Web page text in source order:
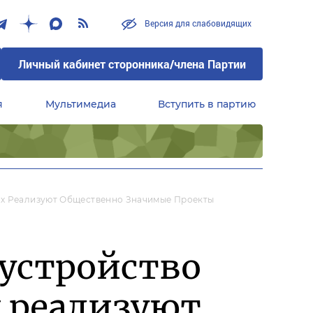
Версия для слабовидящих
Личный кабинет сторонника/члена Партии
Мультимедиа Вступить в партию
Реализуют Общественно Значимые Проекты